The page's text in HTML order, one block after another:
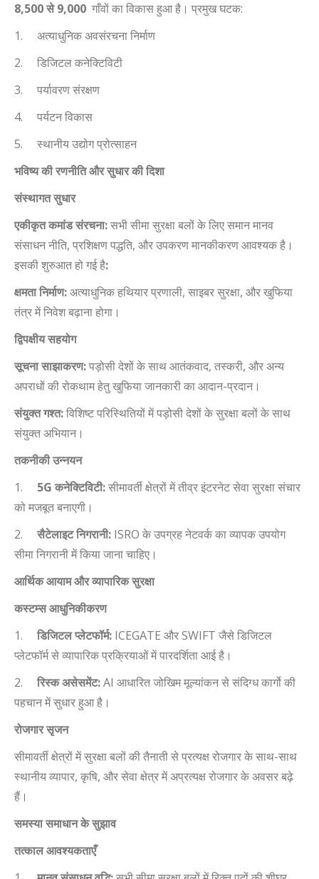
8,500से9,000 गाँवों का विकासहुआहै । प्रमुख घटक:
1.
अत्याधुनिक अवसंरचना निर्माण
2.
डिजिटल कनेक्टिविटी
3.
पर्यावरण संरक्षण
4.
पर्यटन विकास
5.
स्थानीय उद्योग प्रोत्साहन
भविष्य की रणनीति और सुधार की दिशा
संस्थागत सुधार
एकीकृत कमांड संरचना:सभी सीमा सुरक्षा बलों के लिए समान मानव
संसाधन नीति, प्रशिक्षण पद्धति, और उपकरण मानकीकरण आवश्यक है।
इसकी शुरुआत हो गई है:
क्षमता निर्माण:अत्याधुनिक हथियार प्रणाली, साइबर सुरक्षा, और खुफिया
तंत्र में निवेश बढ़ाना होगा।
द्विपक्षीय सहयोग
सूचना साझाकरण:पड़ोसी देशों के साथ आतंकवाद, तस्करी, और अन्य
अपराधों की रोकथाम हेतु खुफिया जानकारी का आदान-प्रदान।
संयुक्त गश्त:विशिष्ट परिस्थितियों में पड़ोसी देशों के सुरक्षा बलों के साथ
संयुक्त अभियान।
तकनीकी उन्नयन
1.
5G कनेक्टिविटी:सीमावर्ती क्षेत्रों में तीव्र इंटरनेट सेवा सुरक्षा संचार
को मजबूत बनाएगी।
2.
सैटेलाइट निगरानी: ISRO के उपग्रह नेटवर्क का व्यापक उपयोग
सीमा निगरानी में किया जाना चाहिए।
आर्थिक आयाम और व्यापारिक सुरक्षा
कस्टम्स आधुनिकीकरण
1.
डिजिटल प्लेटफॉर्म: ICEGATE औरSWIFT जैसे डिजिटल
प्लेटफॉर्म से व्यापारिक प्रक्रियाओं में पारदर्शिता आई है।
2.
रिस्क असेसमेंट:AI आधारित जोखिम मूल्यांकन से संदिग्ध कार्गो की
पहचान में सुधार हुआ है।
रोजगार सृजन
सीमावर्ती क्षेत्रों में सुरक्षा बलों की तैनाती से प्रत्यक्ष रोजगार के साथ-साथ
स्थानीय व्यापार, कृषि, और सेवा क्षेत्र में अप्रत्यक्ष रोजगार के अवसर बढ़े
हैं।
समस्या समाधान के सुझाव
तत्काल आवश्यकताएँ